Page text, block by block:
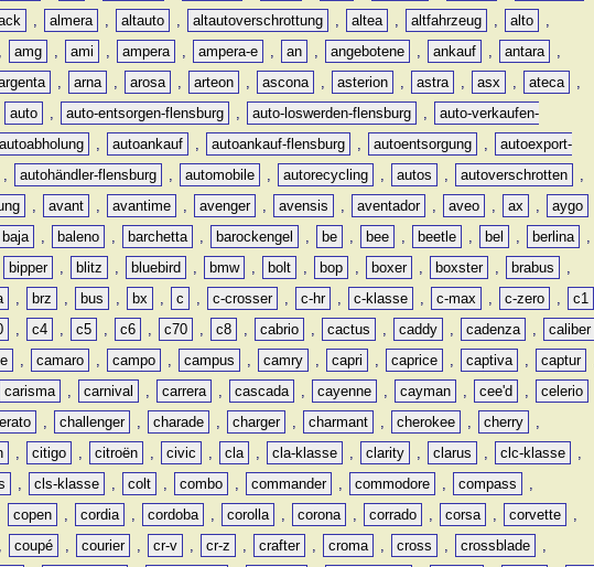
, almera , altauto , altautoverschrottung , altea , altfahrzeug , alto
,
, amg , ami , ampera , ampera-e , an , angebotene , ankauf , antara
,
, arna , arosa , arteon , ascona , asterion , astra , asx , ateca
,
auto , auto-entsorgen-flensburg , auto-loswerden-flensburg ,
auto-verkaufen-
autoabholung , autoankauf , autoankauf-flensburg , autoentsorgung ,
autoexport-
, autohändler-flensburg , automobile , autorecycling , autos , autoverschrotten
,
, avant , avantime , avenger , avensis , aventador , aveo , ax , aygo
baja , baleno , barchetta , barockengel , be , bee , beetle , bel , berlina
,
bipper , blitz , bluebird , bmw , bolt , bop , boxer , boxster , brabus
,
, brz , bus , bx , c , c-crosser , c-hr , c-klasse , c-max , c-zero ,
c1
, c4 , c5 , c6 , c70 , c8 , cabrio , cactus , caddy , cadenza ,
caliber
, camaro , campo , campus , camry , capri , caprice , captiva , captur
carisma , carnival , carrera , cascada , cayenne , cayman , cee'd , celerio
, challenger , charade , charger , charmant , cherokee , cherry
,
, citigo , citroën , civic , cla , cla-klasse , clarity , clarus , clc-klasse
,
, cls-klasse , colt , combo , commander , commodore , compass
,
copen , cordia , cordoba , corolla , corona , corrado , corsa , corvette
,
, coupé , courier , cr-v , cr-z , crafter , croma , cross , crossblade
,